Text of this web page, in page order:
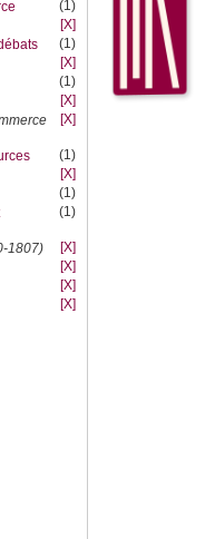
(1)
[X]
(1)
[X]
(1)
[X]
[X]
(1)
[X]
(1)
(1)
1807)
[X]
[X]
[X]
[X]